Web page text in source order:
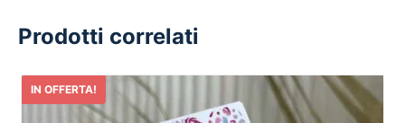
Prodotti correlati
IN OFFERTA!